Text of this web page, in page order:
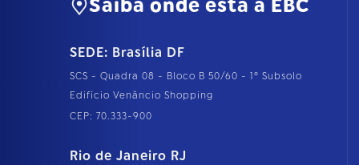
Saiba onde está a EBC
SEDE: Brasília DF
SCS - Quadra 08 - Bloco B 50/60 - 1º Subsolo
Edifício Venâncio Shopping
CEP: 70.333-900
Rio de Janeiro RJ